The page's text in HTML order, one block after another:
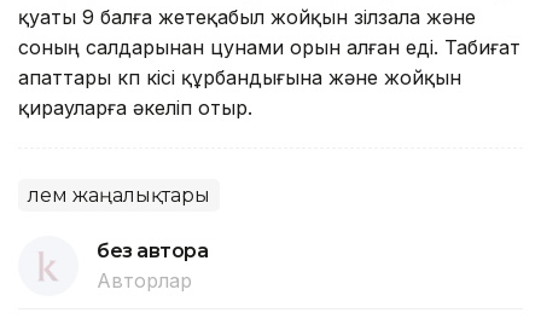
қуаты 9 балға жетеқабыл жойқын зілзала және
соның салдарынан цунами орын алған еді. Табиғат
апаттары көп кісі құрбандығына және жойқын
қирауларға әкеліп отыр.
Әлем жаңалықтары
без автора
Авторлар